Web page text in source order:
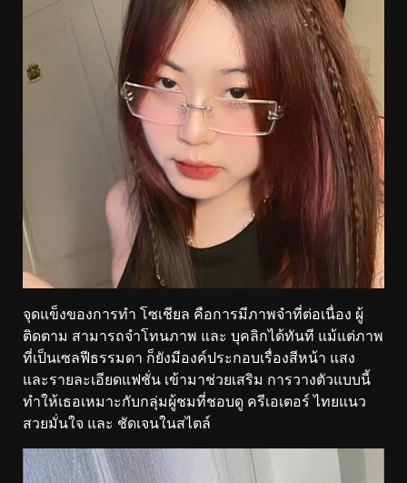
จุดแข็งของการทำ โซเชียล คือการมีภาพจำที่ต่อเนื่อง ผู้
ติดตาม สามารถจำโทนภาพ และ บุคลิกได้ทันที แม้แต่ภาพ
ที่เป็นเซลฟีธรรมดา ก็ยังมีองค์ประกอบเรื่องสีหน้า แสง
และรายละเอียดแฟชั่น เข้ามาช่วยเสริม การวางตัวแบบนี้
ทำให้เธอเหมาะกับกลุ่มผู้ชมที่ชอบดู ครีเอเตอร์ ไทยแนว
สวยมั่นใจ และ ชัดเจนในสไตล์